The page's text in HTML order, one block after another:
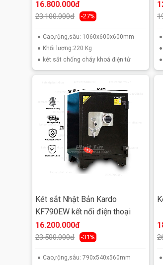
vân tay kết hợp điện tử
vân tay mở két bằng vân tay.
Với khả năng nhạy bén và bảo
đổi mã dễ dàng độ dài mã số từ
vân tay hoặc nguyên mật mã
khóa nhằm tăng cấp độ bảo mật
16.800.000đ
23.100.000đ -27%
Cao,rộng,sâu: 1060x600x600mm
Khối lượng:220 Kg
két sắt chống cháy khoá điện tử
Két sắt Nhật Bản Kardo
KF790EW kết nối điện thoại
16.200.000đ
23.500.000đ -31%
Cao,rộng,sâu: 790x540x560mm